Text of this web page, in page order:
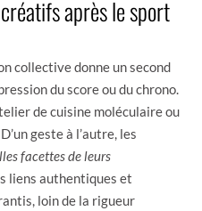
après le sport
collective donne un second
du score ou du chrono.
de cuisine moléculaire ou
geste à l’autre, les
facettes de leurs
liens authentiques et
loin de la rigueur